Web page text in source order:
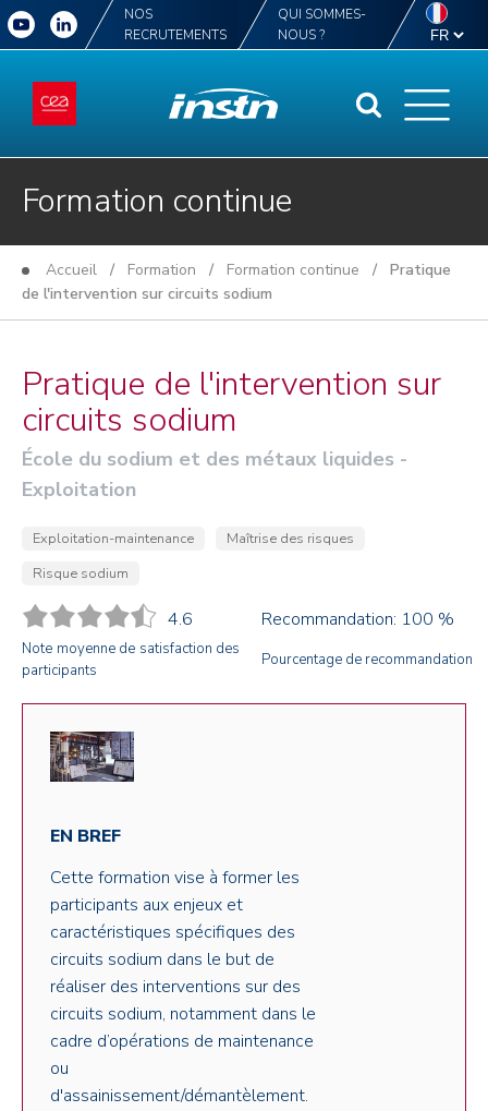
NOS
RECRUTEMENTS
QUI SOMMES-
NOUS ?
Formation continue
Accueil / Formation / Formation continue / Pratique
de l'intervention sur circuits sodium
Pratique de l'intervention sur
circuits sodium
École du sodium et des métaux liquides -
Exploitation
Exploitation-maintenance
Maîtrise des risques
Risque sodium
4.6 Recommandation: 100 %
Note moyenne de satisfaction des
participants
Pourcentage de recommandation
EN BREF
Cette formation vise à former les
participants aux enjeux et
caractéristiques spécifiques des
circuits sodium dans le but de
réaliser des interventions sur des
circuits sodium, notamment dans le
cadre d’opérations de maintenance
ou
d'assainissement/démantèlement.